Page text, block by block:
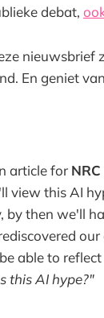
debat,
nieuwsbrief
En geniet
article for NRC
view this AI
by then we'll
able to
this AI hype?"